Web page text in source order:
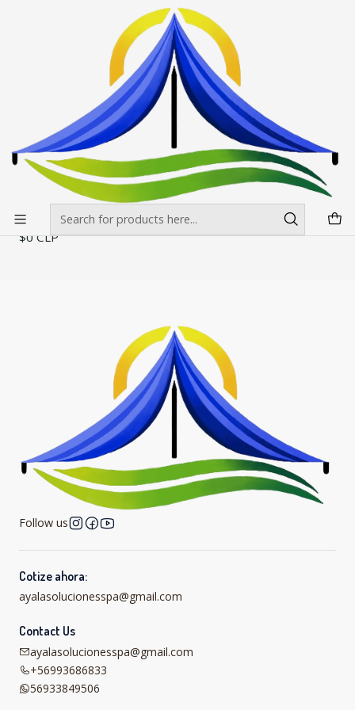
Envíos gratis desde $500.000 en Santiago
Impresiones Toldos
Toldos de Madera de 2.00x2.00
Toldos de Madera de 2.00x2.00
Filters
Toldos Feria Madera
$0 CLP
Follow us
Cotize ahora:
ayalasolucionesspa@gmail.com
Contact Us
ayalasolucionesspa@gmail.com
+56993686833
56933849506